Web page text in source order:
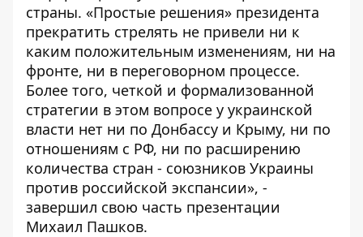
страны. «Простые решения» президента
прекратить стрелять не привели ни к
каким положительным изменениям, ни на
фронте, ни в переговорном процессе.
Более того, четкой и формализованной
стратегии в этом вопросе у украинской
власти нет ни по Донбассу и Крыму, ни по
отношениям с РФ, ни по расширению
количества стран - союзников Украины
против российской экспансии», -
завершил свою часть презентации
Михаил Пашков.